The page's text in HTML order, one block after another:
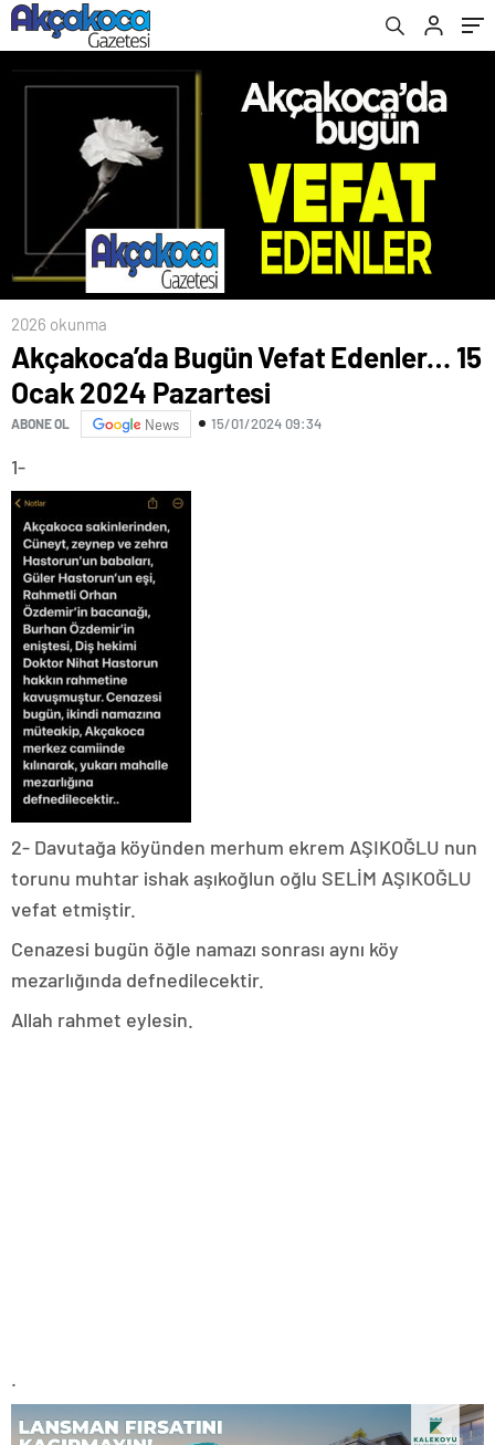
2026 okunma
Akçakoca’da Bugün Vefat Edenler… 15
Ocak 2024 Pazartesi
ABONE OL News 15/01/2024 09:34
1-
2- Davutağa köyünden merhum ekrem AŞIKOĞLU nun
torunu muhtar ishak aşıkoğlun oğlu SELİM AŞIKOĞLU
vefat etmiştir.
Cenazesi bugün öğle namazı sonrası aynı köy
mezarlığında defnedilecektir.
Allah rahmet eylesin.